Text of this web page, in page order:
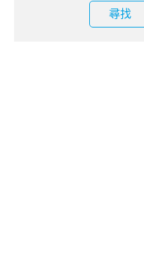
尋找